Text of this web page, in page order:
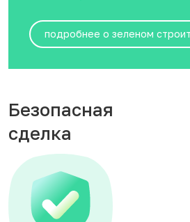
подробнее о зеленом
Безопасная
сделка